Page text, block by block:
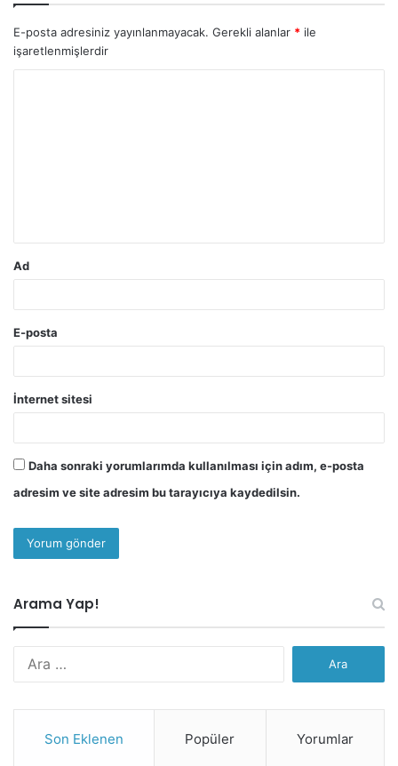
E-posta adresiniz yayınlanmayacak. Gerekli alanlar * ile
işaretlenmişlerdir
Ad
E-posta
İnternet sitesi
Daha sonraki yorumlarımda kullanılması için adım, e-posta
adresim ve site adresim bu tarayıcıya kaydedilsin.
Arama Yap!
Son Eklenen Popüler Yorumlar